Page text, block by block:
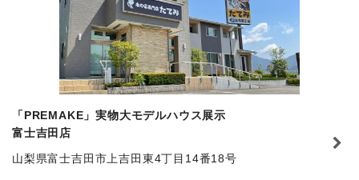
「PREMAKE」実物大モデルハウス展示
富士吉田店
山梨県富士吉田市上吉田東4丁目14番18号